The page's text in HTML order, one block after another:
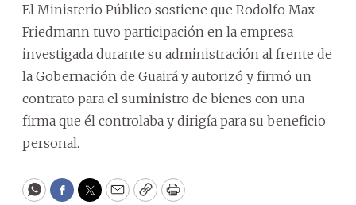
El Ministerio Público sostiene que Rodolfo Max
Friedmann tuvo participación en la empresa
investigada durante su administración al frente de
la Gobernación de Guairá y autorizó y firmó un
contrato para el suministro de bienes con una
firma que él controlaba y dirigía para su beneficio
personal.
WhatsApp
Facebook
Twitter
EmailCopyPrint